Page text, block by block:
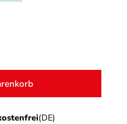
gewünschten Wert
(DE)